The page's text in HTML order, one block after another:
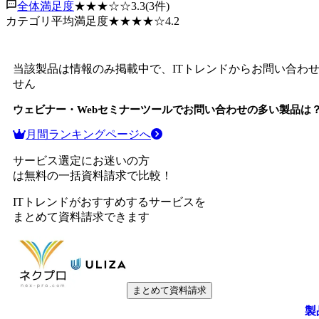
全体満足度★★★☆☆3.3(3件)
カテゴリ平均満足度★★★★☆4.2
当該製品は情報のみ掲載中で、ITトレンドからお問い合わ
せん
ウェビナー・Webセミナーツールでお問い合わせの多い製品は？
月間ランキングページへ
サービス選定にお迷いの方
は無料の一括資料請求で比較！
ITトレンドがおすすめするサービスを
まとめて資料請求できます
まとめて資料請求
製